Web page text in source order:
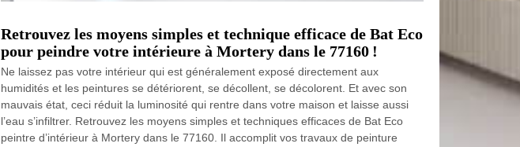
Retrouvez les moyens simples et technique efficace de Bat Eco
pour peindre votre intérieure à Mortery dans le 77160 !
Ne laissez pas votre intérieur qui est généralement exposé directement aux
humidités et les peintures se détériorent, se décollent, se décolorent. Et avec son
mauvais état, ceci réduit la luminosité qui rentre dans votre maison et laisse aussi
l’eau s’infiltrer. Retrouvez les moyens simples et techniques efficaces de Bat Eco
peintre d’intérieur à Mortery dans le 77160. Il accomplit vos travaux de peinture